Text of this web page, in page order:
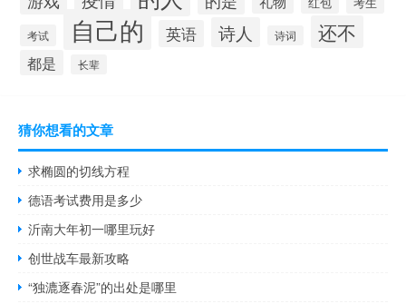
考试
自己的 英语 诗人 诗词 还不
都是 长辈
猜你想看的文章
求椭圆的切线方程
德语考试费用是多少
沂南大年初一哪里玩好
创世战车最新攻略
“独漉逐春泥”的出处是哪里